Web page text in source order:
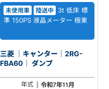
未使用車 陸送中
3t 低床 標
準 150PS 液晶メーター 極東
三菱 ｜キャンター｜2RG-
FBA60｜ ダンプ
年式
令和7年11月